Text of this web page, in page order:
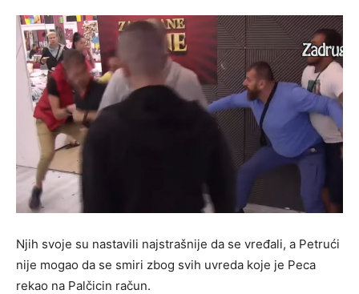
Njih svoje su nastavili najstrašnije da se vređali, a Petrući
nije mogao da se smiri zbog svih uvreda koje je Peca
rekao na Palčicin račun.